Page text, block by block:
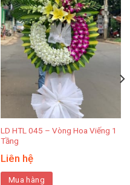
LD HTL 045 – Vòng Hoa Viếng 1
Tầng
Liên hệ
Mua hàng